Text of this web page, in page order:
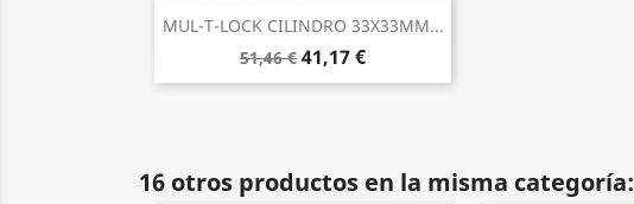
MUL-T-LOCK CILINDRO 33X33MM...
51,46 € 41,17 €
 Vista rápida
16 otros productos en la misma categoría: